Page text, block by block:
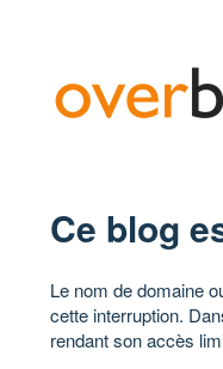
Ce blog
Le nom de domaine
cette interruption.
rendant son accès